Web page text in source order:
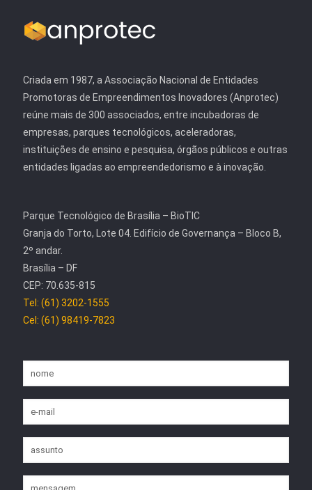
Criada em 1987, a Associação Nacional de Entidades
Promotoras de Empreendimentos Inovadores (Anprotec)
reúne mais de 300 associados, entre incubadoras de
empresas, parques tecnológicos, aceleradoras,
instituições de ensino e pesquisa, órgãos públicos e outras
entidades ligadas ao empreendedorismo e à inovação.
Parque Tecnológico de Brasília – BioTIC
Granja do Torto, Lote 04. Edifício de Governança – Bloco B,
2º andar.
Brasília – DF
CEP: 70.635-815
Tel: (61) 3202-1555
Cel: (61) 98419-7823